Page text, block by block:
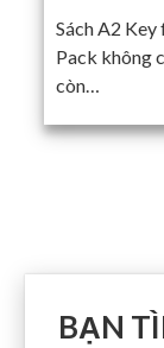
Sách A2
Pack không
còn…
BẠN